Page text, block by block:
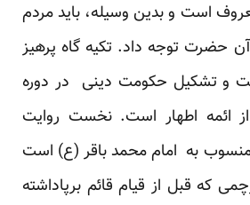
است و بدین وسیله، باید مردم
آن حضرت توجه داد. تکیه گاه پرهیز
و تشکیل حکومت دینی در دوره
ائمه اطهار است. نخست روایت
به امام محمد باقر (ع) است
که قبل از قیام قائم برپاداشته